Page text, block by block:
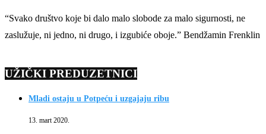
“Svako društvo koje bi dalo malo slobode za malo sigurnosti, ne
zaslužuje, ni jedno, ni drugo, i izgubiće oboje.” Bendžamin Frenklin
UŽIČKI PREDUZETNICI
Mladi ostaju u Potpeću i uzgajaju ribu
13. mart 2020.